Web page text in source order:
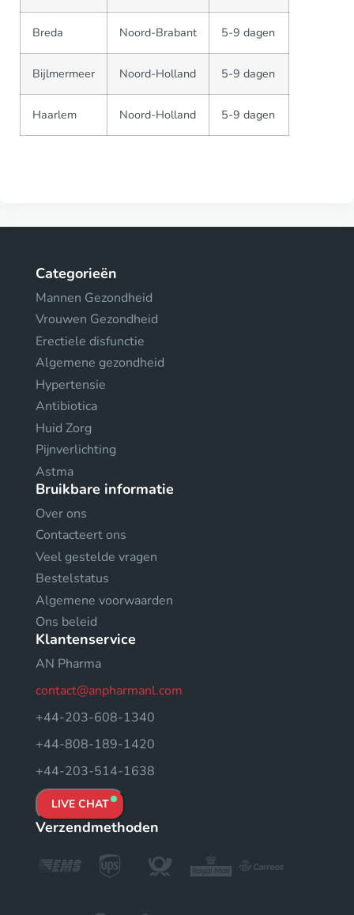
Breda Noord-Brabant 5-9 dagen
Bijlmermeer Noord-Holland 5-9 dagen
Haarlem Noord-Holland 5-9 dagen
Categorieën
Mannen Gezondheid
Vrouwen Gezondheid
Erectiele disfunctie
Algemene gezondheid
Hypertensie
Antibiotica
Huid Zorg
Pijnverlichting
Astma
Bruikbare informatie
Over ons
Contacteert ons
Veel gestelde vragen
Bestelstatus
Algemene voorwaarden
Ons beleid
Klantenservice
AN Pharma
contact@anpharmanl.com
+44-203-608-1340
+44-808-189-1420
+44-203-514-1638
LIVE CHAT
Verzendmethoden